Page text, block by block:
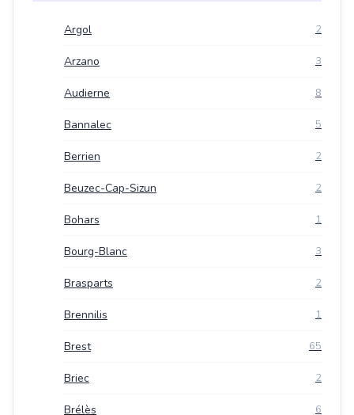
Argol 2
Arzano 3
Audierne 8
Bannalec 5
Berrien 2
Beuzec-Cap-Sizun 2
Bohars 1
Bourg-Blanc 3
Brasparts 2
Brennilis 1
Brest 65
Briec 2
Brélès 6